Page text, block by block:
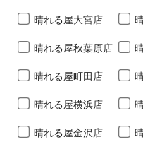
晴れる屋大宮店
晴れる屋秋葉原店
晴れる屋町田店
晴れる屋横浜店
晴れる屋金沢店